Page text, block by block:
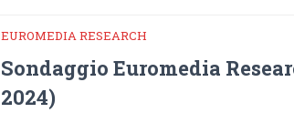
EUROMEDIA RESEARCH
Sondaggio Euromedia
2024)